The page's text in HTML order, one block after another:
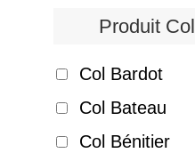
Produit Col
Col Bardot
Col Bateau
Col Bénitier